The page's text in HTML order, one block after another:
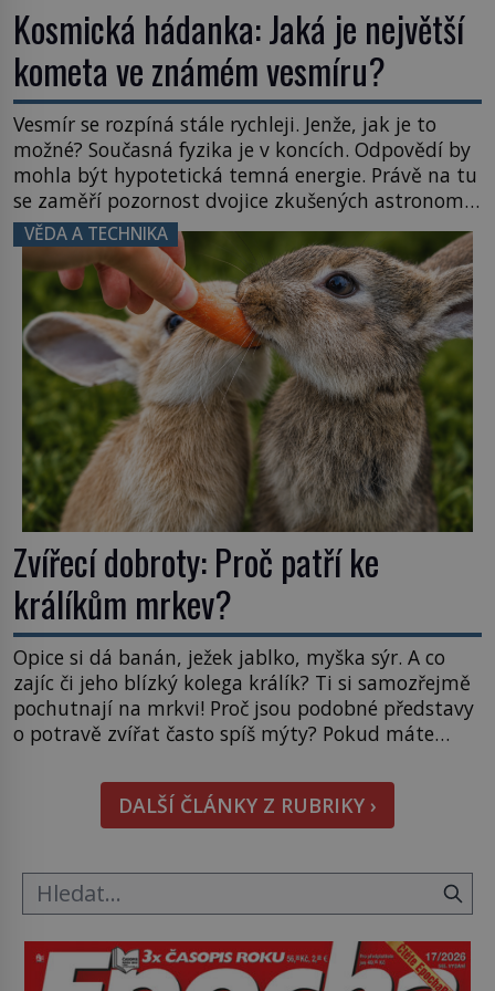
Kosmická hádanka: Jaká je největší
kometa ve známém vesmíru?
Vesmír se rozpíná stále rychleji. Jenže, jak je to
možné? Současná fyzika je v koncích. Odpovědí by
mohla být hypotetická temná energie. Právě na tu
se zaměří pozornost dvojice zkušených astronomů.
Namísto ní ale objeví něco mnohem
hmatatelnějšího. Naprosto rekordní kometu!
Astronomové Pedro Bernardinelli a Gary Bernstein
mravenčí prací zkoumají archivní snímky v rámci
Průzkumu temné energie […]
VĚDA A TECHNIKA
Zvířecí dobroty: Proč patří ke
králíkům mrkev?
Opice si dá banán, ježek jablko, myška sýr. A co
zajíc či jeho blízký kolega králík? Ti si samozřejmě
pochutnají na mrkvi! Proč jsou podobné představy
o potravě zvířat často spíš mýty? Pokud máte
i bude chutnat, ovšem měl by ji mít jen jako
občasný pamlsek. […]DALŠÍ ČLÁNKY Z RUBRIKY ›